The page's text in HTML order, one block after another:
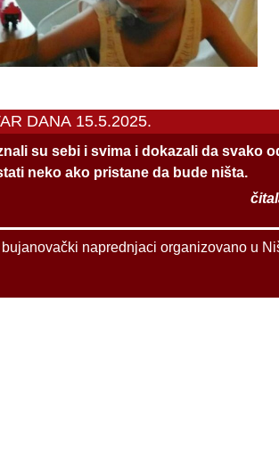
DANA 15.5.2025.
su sebi i svima i dokazali da svako
neko ako pristane da bude ništa.
I bujanovački naprednjaci organizovano u